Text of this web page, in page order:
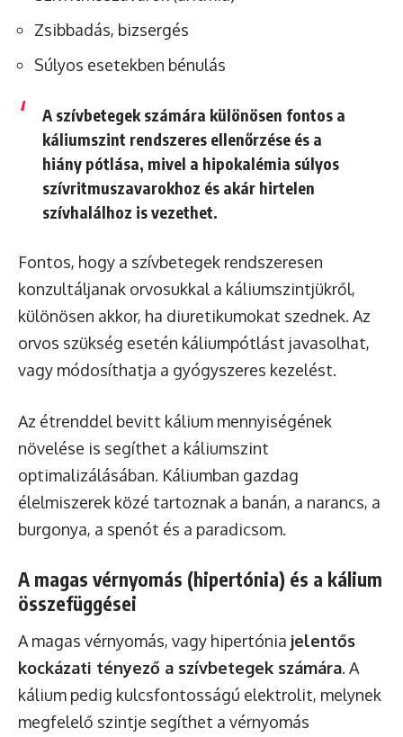
Zsibbadás, bizsergés
Súlyos esetekben bénulás
A szívbetegek számára különösen fontos a
káliumszint rendszeres ellenőrzése és a
hiány pótlása, mivel a hipokalémia súlyos
szívritmuszavarokhoz és akár hirtelen
szívhalálhoz is vezethet.
Fontos, hogy a szívbetegek rendszeresen
konzultáljanak orvosukkal a káliumszintjükről,
különösen akkor, ha diuretikumokat szednek. Az
orvos szükség esetén káliumpótlást javasolhat,
vagy módosíthatja a gyógyszeres kezelést.
Az étrenddel bevitt kálium mennyiségének
növelése is segíthet a káliumszint
optimalizálásában. Káliumban gazdag
élelmiszerek közé tartoznak a banán, a narancs, a
burgonya, a spenót és a paradicsom.
A magas vérnyomás (hipertónia) és a kálium
összefüggései
A magas vérnyomás, vagy hipertónia jelentős
kockázati tényező a szívbetegek számára. A
kálium pedig kulcsfontosságú elektrolit, melynek
megfelelő szintje segíthet a vérnyomás